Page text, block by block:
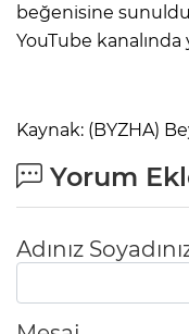
beğenisine
YouTube kanalında
Kaynak: (BYZHA)
Yorum
Adınız